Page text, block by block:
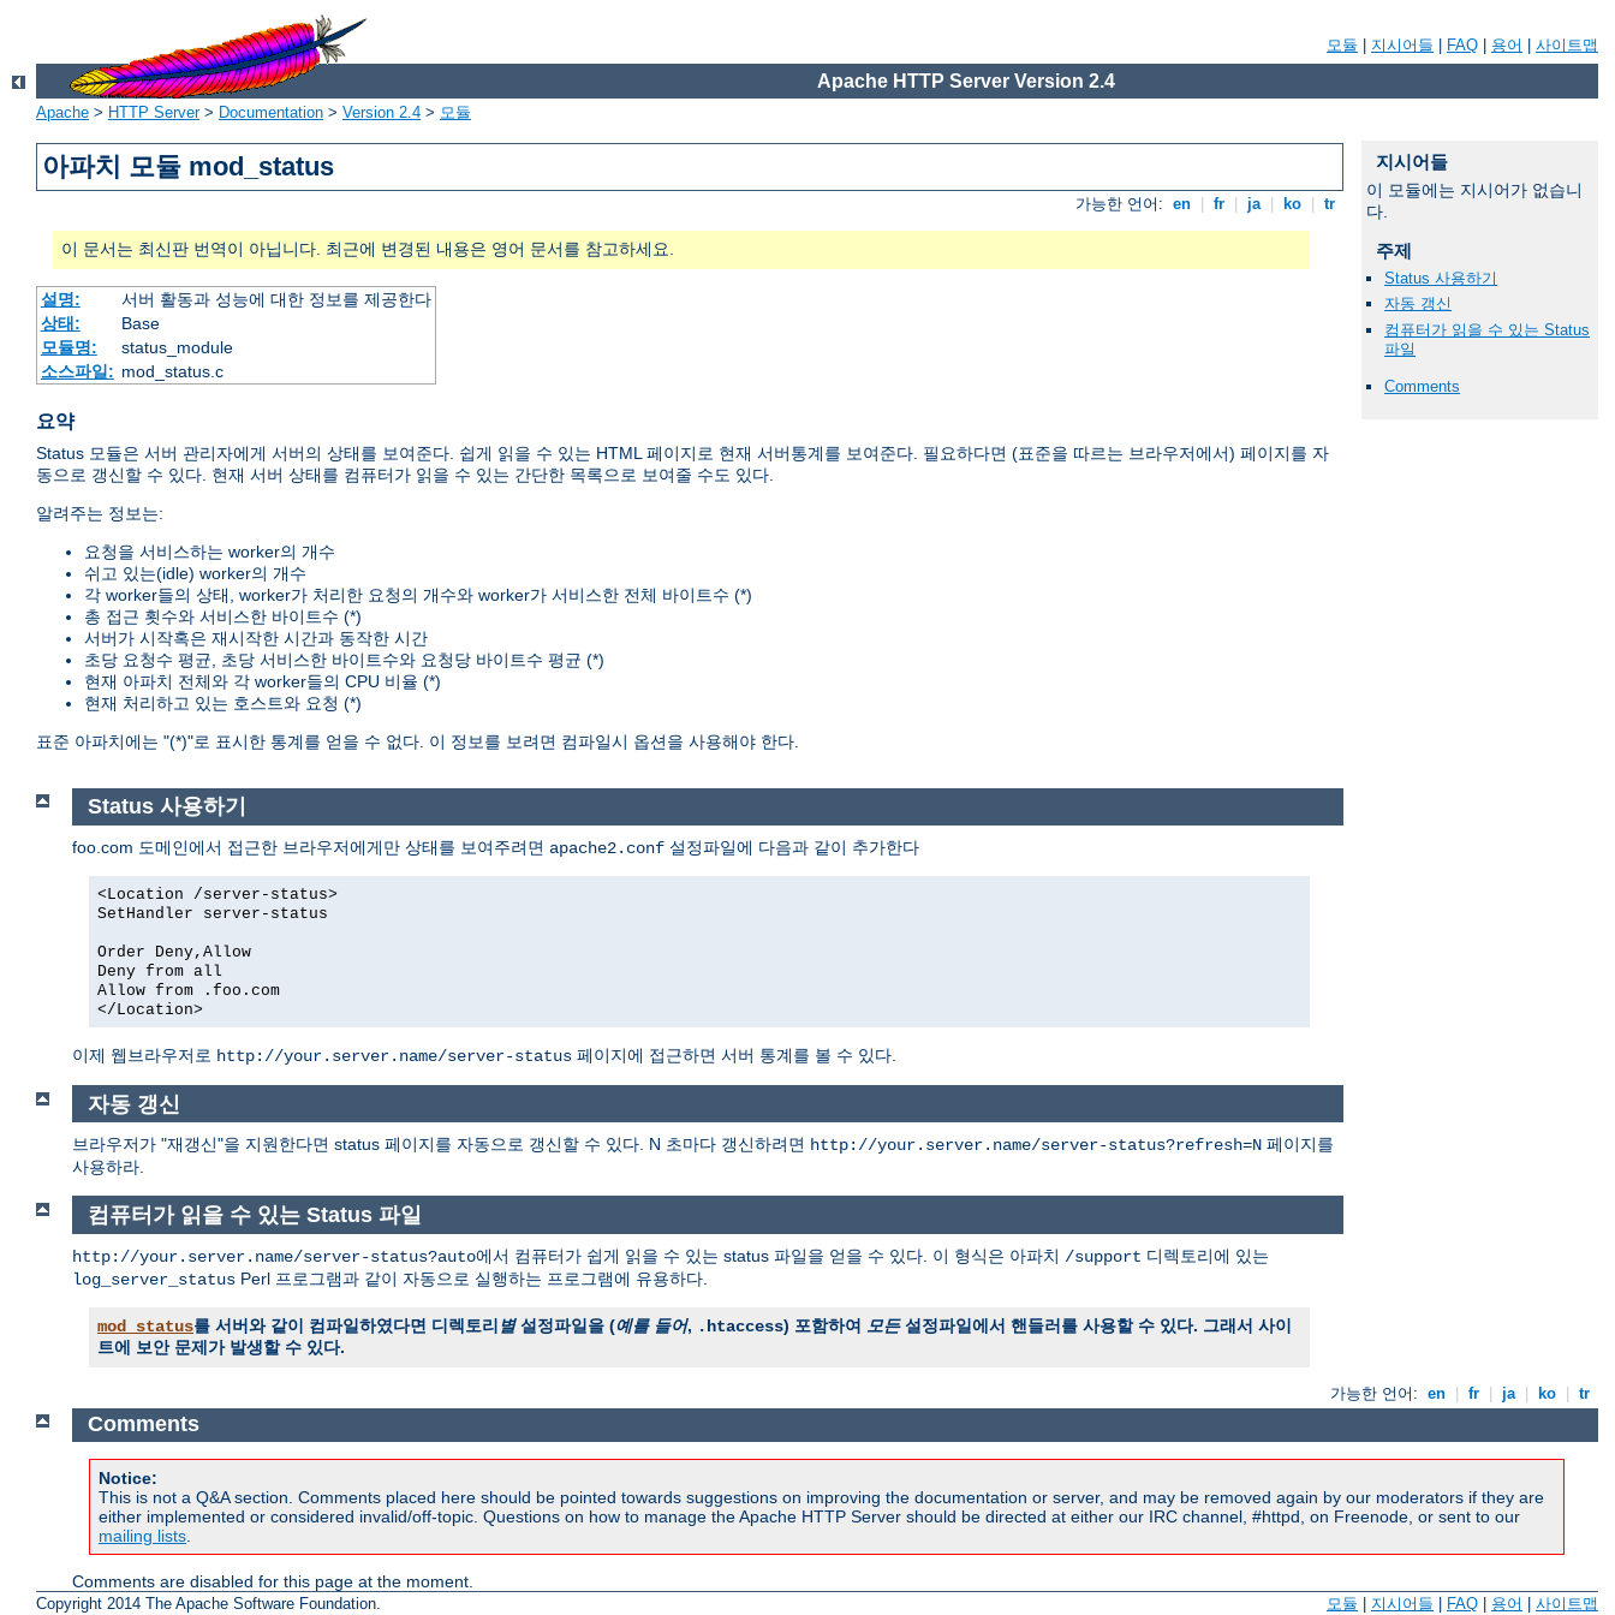
모듈 지시어들 FAQ 용어 사이트맵
Apache HTTP Server Version 2.4
Apache > HTTP Server> Documentation > Version 2.4 > 모듈
아파치 모듈 mod_status
가능한 언어: en fr ja ko tr
이 문서는 최신판 번역이 아닙니다. 최근에 변경된 내용은 영어 문서를 참고하세요.
설명:
서버 활동과 성능에 대한 정보를 제공한다
상태:
Base
모듈명:
status_module
소스파일: mod_status.c
요약
Status 모듈은 서버 관리자에게 서버의 상태를 보여준다. 쉽게 읽을 수 있는 HTML 페이지로 현재 서버통계를 보여준다. 필요하다면 (표준을 따르는 브라우저에서) 페이지를 자
동으로 갱신할 수 있다. 현재 서버 상태를 컴퓨터가 읽을 수 있는 간단한 목록으로 보여줄 수도 있다.
알려주는 정보는:
요청을 서비스하는 worker의 개수
쉬고 있는(idle) worker의 개수
각 worker들의 상태, worker가 처리한 요청의 개수와 worker가 서비스한 전체 바이트수 (*)
총 접근 횟수와 서비스한 바이트수 (*)
서버가 시작혹은 재시작한 시간과 동작한 시간
초당 요청수 평균, 초당 서비스한 바이트수와 요청당 바이트수 평균 (*)
현재 아파치 전체와 각 worker들의 CPU 비율 (*)
현재 처리하고 있는 호스트와 요청 (*)
표준 아파치에는 "(*)"로 표시한 통계를 얻을 수 없다. 이 정보를 보려면 컴파일시 옵션을 사용해야 한다.
지시어들
이 모듈에는 지시어가 없습니
다.
주제
Status 사용하기
자동 갱신
컴퓨터가 읽을 수 있는 Status
파일
Comments
Status 사용하기
foo.com 도메인에서 접근한 브라우저에게만 상태를 보여주려면 apache2.conf 설정파일에 다음과 같이 추가한다
<Location /server-status>
SetHandler server-status
Order Deny,Allow
Deny from all
Allow from .foo.com
</Location>
이제 웹브라우저로 http://your.server.name/server-status 페이지에 접근하면 서버 통계를 볼 수 있다.
자동 갱신
브라우저가 "재갱신"을 지원한다면 status 페이지를 자동으로 갱신할 수 있다. N 초마다 갱신하려면 http://your.server.name/server-status?refresh=N 페이지를
사용하라.
컴퓨터가 읽을 수 있는 Status 파일
http://your.server.name/server-status?auto에서 컴퓨터가 쉽게 읽을 수 있는 status 파일을 얻을 수 있다. 이 형식은 아파치 /support 디렉토리에 있는
log_server_status Perl 프로그램과 같이 자동으로 실행하는 프로그램에 유용하다.
mod_status를 서버와 같이 컴파일하였다면 디렉토리 별설정파일을 (예를 들어, .htaccess) 포함하여 모든설정파일에서 핸들러를 사용할 수 있다. 그래서 사이
트에 보안 문제가 발생할 수 있다.
가능한 언어: en | fr | ja | ko | tr
Comments
Notice:
This is not a Q&A section. Comments placed here should be pointed towards suggestions on improving the documentation or server, and may be removed again by our moderators if they are
either implemented or considered invalid/off-topic. Questions on how to manage the Apache HTTP Server should be directed at either our IRC channel, #httpd, on Freenode, or sent to our
mailing lists
Comments are disabled for this page at the moment.
Copyright 2014 The Apache Software Foundation.
모듈 지시어들 FAQ 용어 사이트맵